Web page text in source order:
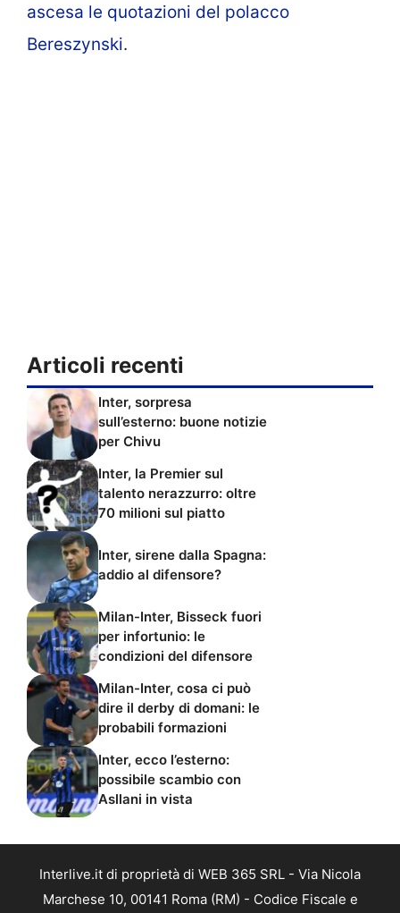
ascesa le quotazioni del polacco
Bereszynski.
Articoli recenti
Inter, sorpresa
sull’esterno: buone notizie
per Chivu
Inter, la Premier sul
talento nerazzurro: oltre
70 milioni sul piatto
Inter, sirene dalla Spagna:
addio al difensore?
Milan-Inter, Bisseck fuori
per infortunio: le
condizioni del difensore
Milan-Inter, cosa ci può
dire il derby di domani: le
probabili formazioni
Inter, ecco l’esterno:
possibile scambio con
Asllani in vista
Interlive.it di proprietà di WEB 365 SRL - Via Nicola
Marchese 10, 00141 Roma (RM) - Codice Fiscale e